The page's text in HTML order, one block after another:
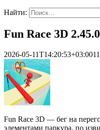
Найти:
Fun Race 3D
2026-05-11T14:20:53+03:00
Fun Race 3D — бег на
элементами паркура, по